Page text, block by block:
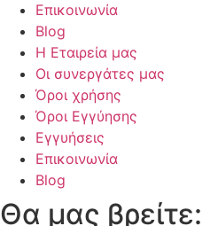
Επικοινωνία
Blog
Η Εταιρεία μας
Οι συνεργάτες μας
Όροι χρήσης
Όροι Εγγύησης
Εγγυήσεις
Επικοινωνία
Blog
Θα μας βρείτε: